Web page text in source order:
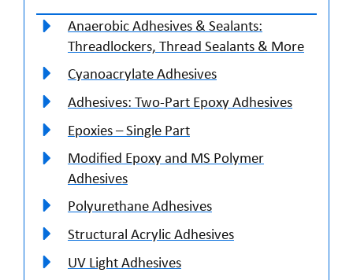
Anaerobic Adhesives & Sealants:
Threadlockers, Thread Sealants & More
Cyanoacrylate Adhesives
Adhesives: Two-Part Epoxy Adhesives
Epoxies – Single Part
Modified Epoxy and MS Polymer
Adhesives
Polyurethane Adhesives
Structural Acrylic Adhesives
UV Light Adhesives